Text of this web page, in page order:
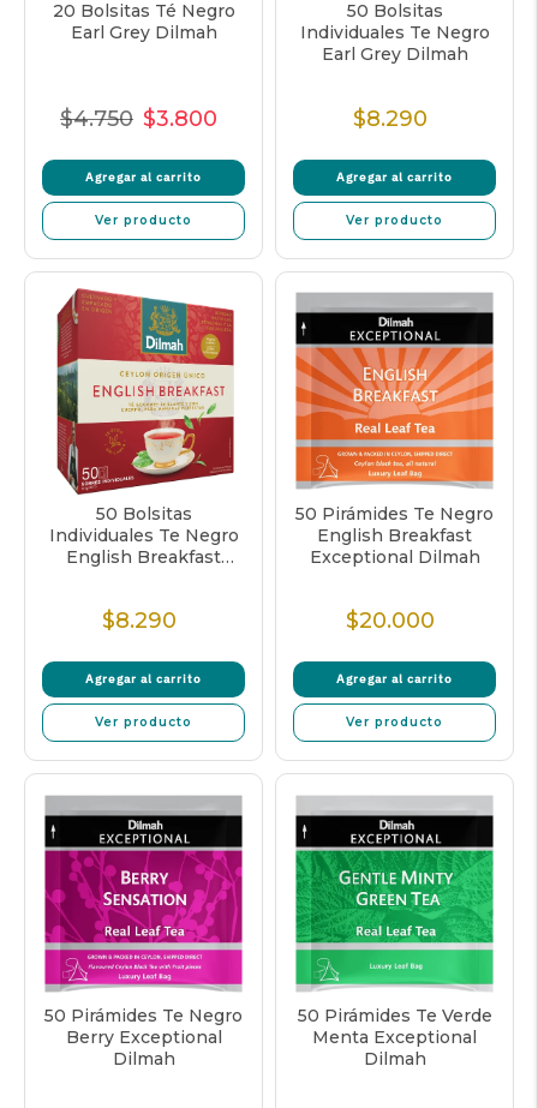
20 Bolsitas Té Negro
Earl Grey Dilmah
Precio
$4.750 Precio
venta
$3.800
Agregar al carrito
Ver producto
50 Bolsitas
Individuales Te Negro
Earl Grey Dilmah
Precio
$8.290
Agregar al carrito
Ver producto
50 Bolsitas
Individuales Te Negro
English Breakfast
Precio
$8.290
Agregar al carrito
Ver producto
50 Pirámides Te Negro
English Breakfast
Exceptional Dilmah
Precio
$20.000
Agregar al carrito
Ver producto
50 Pirámides Te Negro
Berry Exceptional
Dilmah
50 Pirámides Te Verde
Menta Exceptional
Dilmah